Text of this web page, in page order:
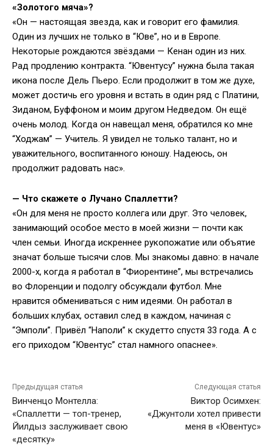
«Золотого мяча»?
«Он — настоящая звезда, как и говорит его фамилия.
Один из лучших не только в “Юве”, но и в Европе.
Некоторые рождаются звёздами — Кенан один из них.
Рад продлению контракта. “Ювентусу” нужна была такая
икона после Дель Пьеро. Если продолжит в том же духе,
может достичь его уровня и встать в один ряд с Платини,
Зиданом, Буффоном и моим другом Недведом. Он ещё
очень молод. Когда он навещал меня, обратился ко мне
“Ходжам” — Учитель. Я увидел не только талант, но и
уважительного, воспитанного юношу. Надеюсь, он
продолжит радовать нас».
— Что скажете о Лучано Спаллетти?
«Он для меня не просто коллега или друг. Это человек,
занимающий особое место в моей жизни — почти как
член семьи. Иногда искреннее рукопожатие или объятие
значат больше тысячи слов. Мы знакомы давно: в начале
2000-х, когда я работал в “Фиорентине”, мы встречались
во Флоренции и подолгу обсуждали футбол. Мне
нравится обмениваться с ним идеями. Он работал в
больших клубах, оставил след в каждом, начиная с
“Эмполи”. Привёл “Наполи” к скудетто спустя 33 года. А с
его приходом “Ювентус” стал намного опаснее».
Предыдущая статья
Винченцо Монтелла:
«Спаллетти — топ-тренер,
Йилдыз заслуживает свою
«десятку»
Следующая статья
Виктор Осимхен:
«Джунтоли хотел привести
меня в «Ювентус»